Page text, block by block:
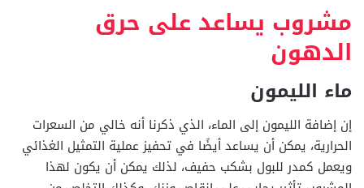
مشروب يساعد على حرق
الدهون
ماء الليمون
إن إضافة الليمون إلى الماء، الذي ذكرنا أنه خالي من السعرات
الحرارية، يمكن أن يساعد أيضًا في تحفيز عملية التمثيل الغذائي
ويعمل كمدر للبول بشكب حفيف، لذلك يمكن أن يكون لهذا